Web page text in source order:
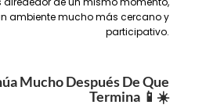
ambiente mucho más cercano y
participativo.
Mucho Después De Que
Termina 📱☀️